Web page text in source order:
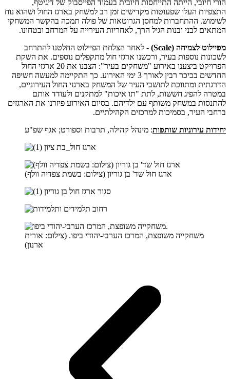
הורי חיובי, הייתה התייחסות חיובית בעמוד הפייסבוק של דיגיטף,
התצפיות העלו שפעוטות מקדישים זמן רב למשחק בארגז החול ושהוא נוח
לשימוש. ההתחברות למחסן הגרוטאות של פולה תמכה בהקשר המשחקי
המתאים לבני ובנות הגיל הרך, לאחריות העירייה על המרחב ובטחונו.
מפיילוט לצמיחה (Scale) -
לאחר הצלחת הפיילוט החלטנו להתרחב
לשכונות נוספות בעיר, ורכשנו ארגזי חול מתקפלים נוספים. את השקת
הפרויקט ביצענו באירוע "משחקים בעיר": הצבנו את 20 ארגזי החול
החדשים בכיכר רבין לאורך 3 ימי האירוע. כך התקיימה למעשה חשיפה
הדרגתית ומתווכת לתושבי העיר של המשחק בארגזי החול העירוניים,
במטרה להפיג חששות, לתת "תו איכות" למתקנים ולעודד אותם
להתנסות במשחק משותף עם ילדיהם. בסיום האירוע פיזרנו את הארגזים
ברחבי העיר, בסמיכות למרכזים הקהילתיים.
יחידות עירוניות שותפות: מינהל קהילה, תרבות וספורט; אגף שפ"ע
ארגז חול שד' בן גוריון (צילום: בשמת צפדיה וולף)
משחקייה משופצת, המרכז הערבי-יהודי ביפו. (צילום: אורית
ארנון)